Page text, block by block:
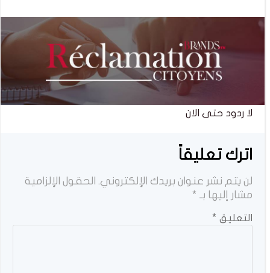
لا ردود حتى الان
اترك تعليقاً
لن يتم نشر عنوان بريدك الإلكتروني. الحقول الإلزامية
مشار إليها بـ *
التعليق *